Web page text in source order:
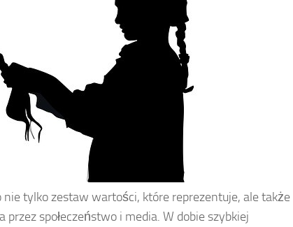
tylko zestaw wartości, które reprezentuje, ale także
przez społeczeństwo i media. W dobie szybkiej